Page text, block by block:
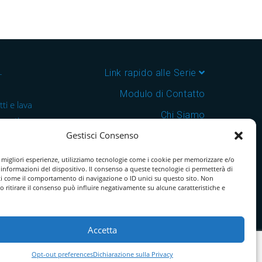
Gestisci Consenso
esperienze, utilizziamo tecnologie come i cookie per memorizzare e/o
informazioni del dispositivo. Il consenso a queste tecnologie ci permetterà di
come il comportamento di navigazione o ID unici su questo sito. Non
ritirare il consenso può influire negativamente su alcune caratteristiche e
Accetta
Opt-out preferencesDichiarazione sulla Privacy
e lava
e
in
Link rapido alle Serie
Modulo di Contatto
Chi Siamo
Download Catalogo PDF
Cookie Policy